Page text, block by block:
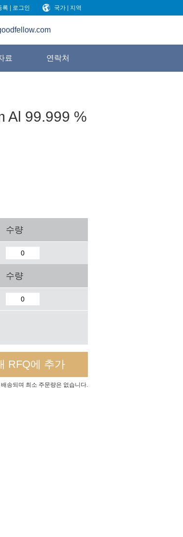
국가 | 지역
록 | 로그인
료 연락처
Al 99.999 %
수량
수량
RFQ에 추가
송되며 최소 주문량은 없습니다.